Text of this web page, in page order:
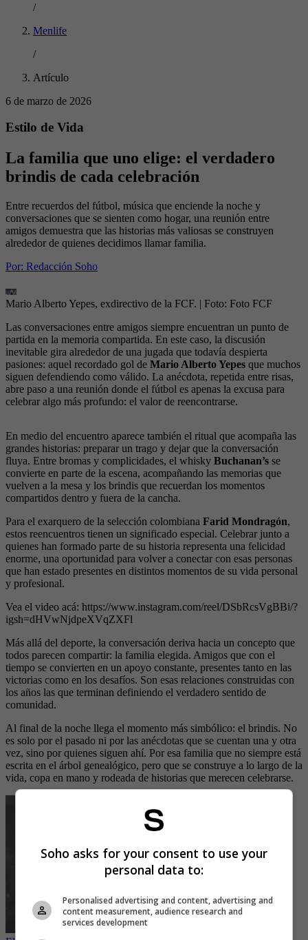
/
Menlife
/
Artículo
6 de marzo de 2026
Estilo de Vida
La familia que uno elige: el verdadero
brindis de cada celebración
Entre recuerdos del fútbol, música que enciende la noche y
conversaciones que se sienten como hogar, una reunión entre
amigos demuestra que las historias más valiosas se construyen
alrededor de quienes decidimos llamar familia.
Por: Redacción Soho
Mario Alberto Yepes, exdirectivo de la FCF. | Foto: Foto FCF
Las conversaciones entre amigos siempre encuentran un punto de
partida en la memoria compartida. En este caso, la discusión
inevitable gira alrededor de una jugada que todavía despierta
pasiones: aquel recordado gol de Mario Alberto Yepes que muchos
siguen defendiendo como válido. La anécdota, repetida entre risas,
abre paso a una reunión donde el fútbol es apenas la excusa para
celebrar algo más profundo: el valor de reencontrarse.
En medio del encuentro aparece también el ritual que acompaña las
grandes historias: preparar un trago y dejar que la conversación
fluya. Entre bromas y complicidades, el whisky Buchanan’s se
convierte en parte de la escena, acompañando las memorias que
vuelven a la mesa y los brindis que recuerdan los momentos
compartidos dentro y fuera de la cancha.
Para el exarquero de la selección colombiana Farid Mondragón,
estos reencuentros tienen un significado especial. Celebrar junto a
quienes han formado parte de su historia representa una felicidad
enorme, una oportunidad para volver a conectar con esas personas
que han estado presentes en distintos momentos de su vida personal
y profesional.
Vea el video acá: https://www.instagram.com/reel/DSbRcsVgBBi/?
igsh=dHVwNjdpeXVqZXFl
Más allá del deporte, la conversación deriva hacia un concepto que
todos parecen compartir: la familia elegida. Amigos que con el
tiempo se convierten en un apoyo constante, presentes tanto en las
victorias como en los desafíos. Son esas relaciones construidas con
los años las que terminan definiendo el verdadero sentido de
comunidad.
Al final de la noche llega el momento más simbólico: el brindis. No
es solo por el pasado ni por las anécdotas que se cuentan una y otra
vez, sino por quienes siguen ahí. Por esa familia que no siempre está
escrita en el árbol genealógico, pero que se construye a lo largo de la
vida, copa en mano y rodeada de historias que merecen celebrarse.
Soho asks for your consent to use your
personal data to:
Personalised advertising and content, advertising and
content measurement, audience research and
services development